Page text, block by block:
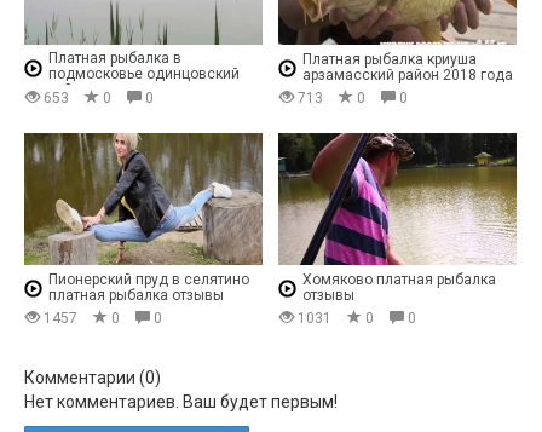
Платная рыбалка в
подмосковье одинцовский
район
653 0 0
Платная рыбалка криуша
арзамасский район 2018 года
713
0 0
Пионерский пруд в селятино
платная рыбалка отзывы
1457
0 0
Хомяково платная рыбалка
отзывы
1031
0 0
Комментарии (0)
Нет комментариев. Ваш будет первым!